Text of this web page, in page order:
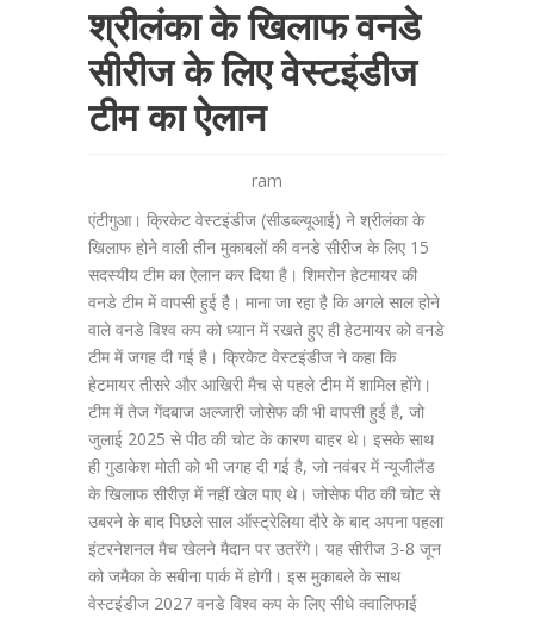
श्रीलंका के खिलाफ वनडे
सीरीज के लिए वेस्टइंडीज
टीम का ऐलान
ram
एंटीगुआ। क्रिकेट वेस्टइंडीज (सीडब्ल्यूआई) ने श्रीलंका के
खिलाफ होने वाली तीन मुकाबलों की वनडे सीरीज के लिए 15
सदस्यीय टीम का ऐलान कर दिया है। शिमरोन हेटमायर की
वनडे टीम में वापसी हुई है। माना जा रहा है कि अगले साल होने
वाले वनडे विश्व कप को ध्यान में रखते हुए ही हेटमायर को वनडे
टीम में जगह दी गई है। क्रिकेट वेस्टइंडीज ने कहा कि
हेटमायर तीसरे और आखिरी मैच से पहले टीम में शामिल होंगे।
टीम में तेज गेंदबाज अल्जारी जोसेफ की भी वापसी हुई है, जो
जुलाई 2025 से पीठ की चोट के कारण बाहर थे। इसके साथ
ही गुडाकेश मोती को भी जगह दी गई है, जो नवंबर में न्यूजीलैंड
के खिलाफ सीरीज़ में नहीं खेल पाए थे। जोसेफ पीठ की चोट से
उबरने के बाद पिछले साल ऑस्ट्रेलिया दौरे के बाद अपना पहला
इंटरनेशनल मैच खेलने मैदान पर उतरेंगे। यह सीरीज 3-8 जून
को जमैका के सबीना पार्क में होगी। इस मुकाबले के साथ
वेस्टइंडीज 2027 वनडे विश्व कप के लिए सीधे क्वालिफाई